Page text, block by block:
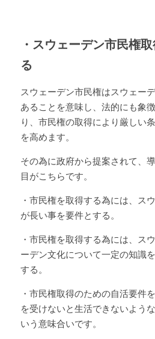
・スウェーデン市民権
る
スウェーデン市民権はスウェー
あることを意味し、法的にも象
り、市民権の取得により厳しい
を高めます。
その為に政府から提案されて、
目がこちらです。
・市民権を取得する為には、ス
が長い事を要件とする。
・市民権を取得する為には、ス
ーデン文化について一定の知識
する。
・市民権取得のための自活要件
を受けないと生活できないよう
いう意味合いです。